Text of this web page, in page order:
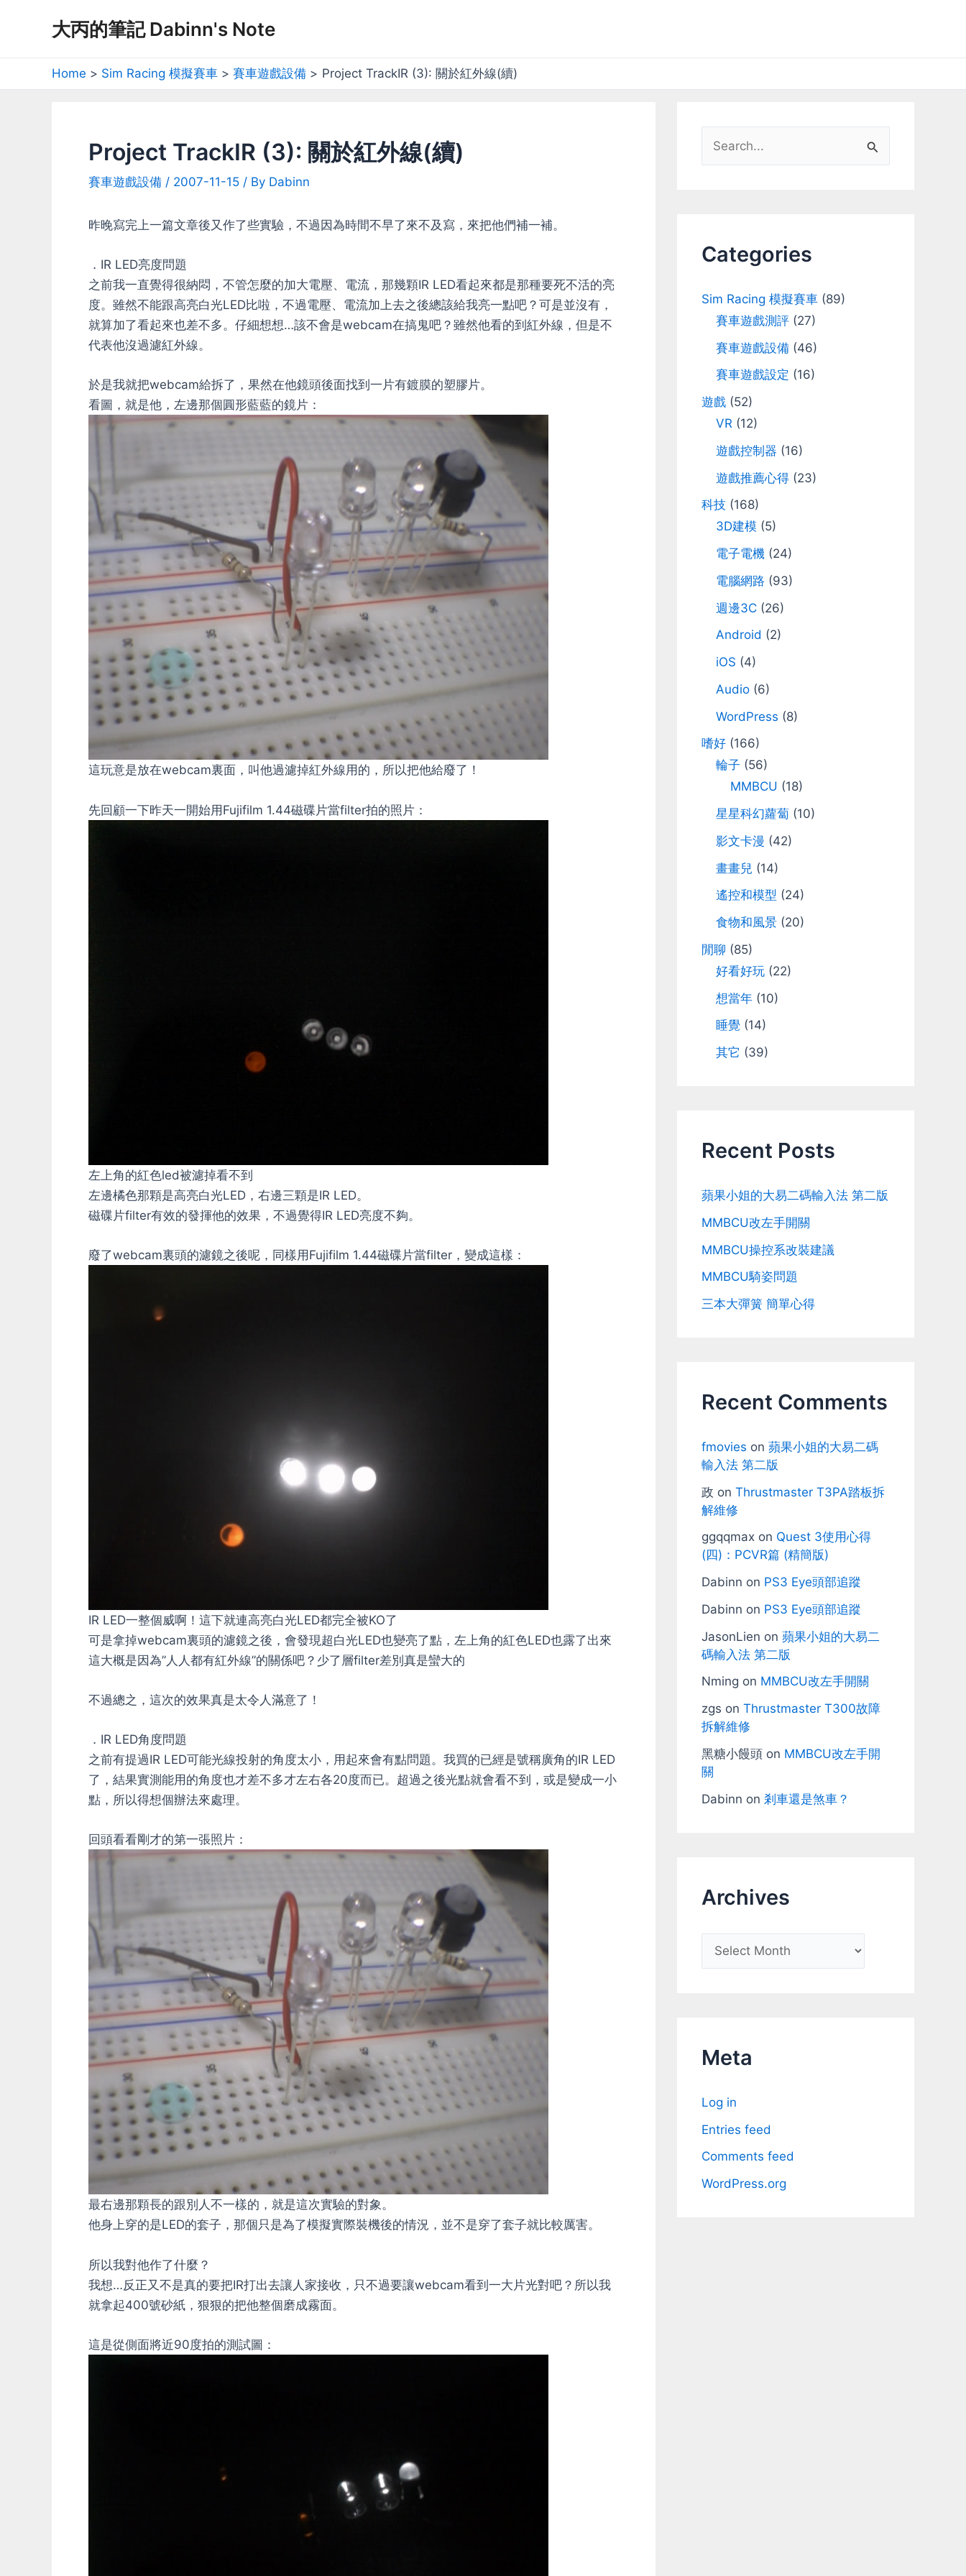
大丙的筆記 Dabinn's Note
Home Sim Racing 模擬賽車 賽車遊戲設備 Project TrackIR (3): 關於紅外線(續)
Project TrackIR (3): 關於紅外線(續)
賽車遊戲設備 / 2007-11-15 / By Dabinn
昨晚寫完上一篇文章後又作了些實驗，不過因為時間不早了來不及寫，來把他們補一補。
．IR LED亮度問題
之前我一直覺得很納悶，不管怎麼的加大電壓、電流，那幾顆IR LED看起來都是那種要死不活的亮
度。雖然不能跟高亮白光LED比啦，不過電壓、電流加上去之後總該給我亮一點吧？可是並沒有，
就算加了看起來也差不多。仔細想想…該不會是webcam在搞鬼吧？雖然他看的到紅外線，但是不
代表他沒過濾紅外線。
於是我就把webcam給拆了，果然在他鏡頭後面找到一片有鍍膜的塑膠片。
看圖，就是他，左邊那個圓形藍藍的鏡片：
這玩意是放在webcam裏面，叫他過濾掉紅外線用的，所以把他給廢了！
先回顧一下昨天一開始用Fujifilm 1.44磁碟片當filter拍的照片：
左上角的紅色led被濾掉看不到
左邊橘色那顆是高亮白光LED，右邊三顆是IR LED。
磁碟片filter有效的發揮他的效果，不過覺得IR LED亮度不夠。
廢了webcam裏頭的濾鏡之後呢，同樣用Fujifilm 1.44磁碟片當filter，變成這樣：
IR LED一整個威啊！這下就連高亮白光LED都完全被KO了
可是拿掉webcam裏頭的濾鏡之後，會發現超白光LED也變亮了點，左上角的紅色LED也露了出來
這大概是因為”人人都有紅外線”的關係吧？少了層filter差別真是蠻大的
不過總之，這次的效果真是太令人滿意了！
．IR LED角度問題
之前有提過IR LED可能光線投射的角度太小，用起來會有點問題。我買的已經是號稱廣角的IR LED
了，結果實測能用的角度也才差不多才左右各20度而已。超過之後光點就會看不到，或是變成一小
點，所以得想個辦法來處理。
回頭看看剛才的第一張照片：
最右邊那顆長的跟別人不一樣的，就是這次實驗的對象。
他身上穿的是LED的套子，那個只是為了模擬實際裝機後的情況，並不是穿了套子就比較厲害。
所以我對他作了什麼？
我想…反正又不是真的要把IR打出去讓人家接收，只不過要讓webcam看到一大片光對吧？所以我
就拿起400號砂紙，狠狠的把他整個磨成霧面。
這是從側面將近90度拍的測試圖：
e
h
Categories
Sim Racing 模擬賽車 (89)
賽車遊戲測評 (27)
賽車遊戲設備 (46)
賽車遊戲設定 (16)
遊戲 (52)
VR (12)
遊戲控制器 (16)
遊戲推薦心得 (23)
科技 (168)
3D建模 (5)
電子電機 (24)
電腦網路 (93)
週邊3C (26)
Android (2)
iOS (4)
Audio (6)
WordPress (8)
嗜好 (166)
輪子 (56)
MMBCU (18)
星星科幻蘿蔔 (10)
影文卡漫 (42)
畫畫兒 (14)
遙控和模型 (24)
食物和風景 (20)
閒聊 (85)
好看好玩 (22)
想當年 (10)
睡覺 (14)
其它 (39)
Recent Posts
蘋果小姐的大易二碼輸入法 第二版
MMBCU改左手開關
MMBCU操控系改裝建議
MMBCU騎姿問題
三本大彈簧 簡單心得
Recent Comments
fmovies on 蘋果小姐的大易二碼
輸入法 第二版
政 on Thrustmaster T3PA踏板拆
解維修
ggqqmax on Quest 3使用心得
(四)：PCVR篇 (精簡版)
Dabinn on PS3 Eye頭部追蹤
Dabinn on PS3 Eye頭部追蹤
JasonLien on 蘋果小姐的大易二
碼輸入法 第二版
Nming on MMBCU改左手開關
zgs on Thrustmaster T300故障
拆解維修
黑糖小饅頭 on MMBCU改左手開
關
Dabinn on 剎車還是煞車？
Archives
r
vMeta
Log in
Entries feed
Comments feed
WordPress.org